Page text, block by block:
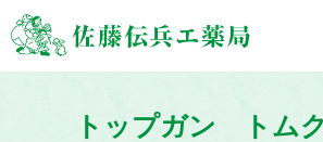
トップガン トム